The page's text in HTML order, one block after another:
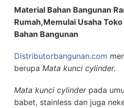
Material Bahan Bangunan
Rumah,Memulai Usaha
Bahan Bangunan
Distributorbangunan.com
berupa Mata kunci cylinder.
Mata kunci cylinderpada
babet, stainless dan juga